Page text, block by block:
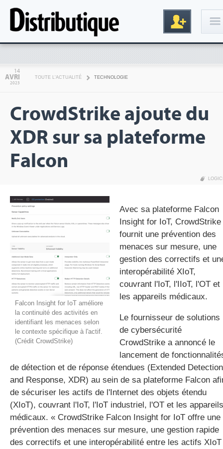
gratuite
14
AVRI
2023
TOUTE L'ACTUALITÉ TECHNOLOGIE
CrowdStrike ajoute du
XDR sur sa plateforme
Falcon
Falcon Insight for IoT améliore
la continuité des activités en
identifiant les menaces selon
le contexte spécifique à l'actif.
(Crédit CrowdStrike)
Avec sa plateforme Falcon
Insight for IoT, CrowdStrike
fournit une prévention des
menaces sur mesure, une
gestion des correctifs et
interopérabilité XIoT,
couvrant l'IoT, l'IIoT, l'OT et
les appareils médicaux.
Le fournisseur de solutions
de cybersécurité
CrowdStrike a annoncé le
lancement de
de détection et de réponse étendues (Extended Detection
and Response, XDR) au sein de sa plateforme Falcon
de sécuriser les actifs de l'Internet des objets étendu
(XIoT), couvrant l'IoT, l'IoT industriel, l'OT et les appareils
médicaux. « CrowdStrike Falcon Insight for IoT offre une
prévention des menaces sur mesure, une gestion rapide
des correctifs et une interopérabilité entre les actifs XIoT